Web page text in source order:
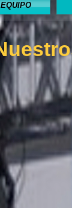
EQUIPO